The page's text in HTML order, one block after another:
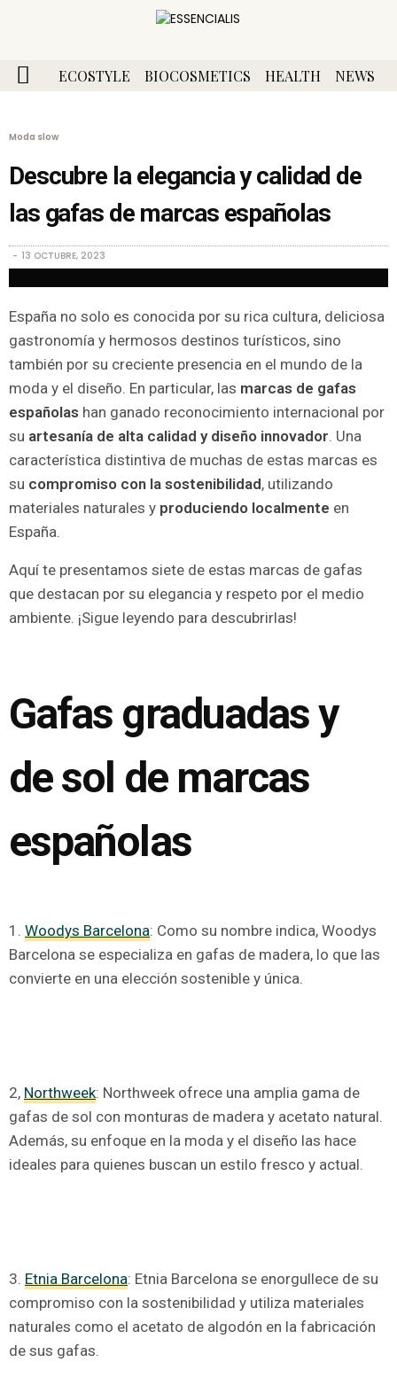
ECOSTYLE BIOCOSMETICS HEALTH NEWS
Moda slow
Descubre la elegancia y calidad de
las gafas de marcas españolas
13 OCTUBRE, 2023
España no solo es conocida por su rica cultura, deliciosa
gastronomía y hermosos destinos turísticos, sino
también por su creciente presencia en el mundo de la
moda y el diseño. En particular, las marcas de gafas
españolas han ganado reconocimiento internacional por
su artesanía de alta calidad y diseño innovador. Una
característica distintiva de muchas de estas marcas es
su compromiso con la sostenibilidad, utilizando
materiales naturales y produciendo localmente en
España.
Aquí te presentamos siete de estas marcas de gafas
que destacan por su elegancia y respeto por el medio
ambiente. ¡Sigue leyendo para descubrirlas!
Gafas graduadas y
de sol de marcas
españolas
1. Woodys Barcelona: Como su nombre indica, Woodys
Barcelona se especializa en gafas de madera, lo que las
convierte en una elección sostenible y única.
2, Northweek: Northweek ofrece una amplia gama de
gafas de sol con monturas de madera y acetato natural.
Además, su enfoque en la moda y el diseño las hace
ideales para quienes buscan un estilo fresco y actual.
3. Etnia Barcelona: Etnia Barcelona se enorgullece de su
compromiso con la sostenibilidad y utiliza materiales
naturales como el acetato de algodón en la fabricación
de sus gafas.